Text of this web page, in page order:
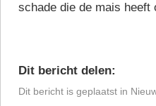
schade die de mais heeft
Dit bericht delen:
Dit bericht is geplaatst in